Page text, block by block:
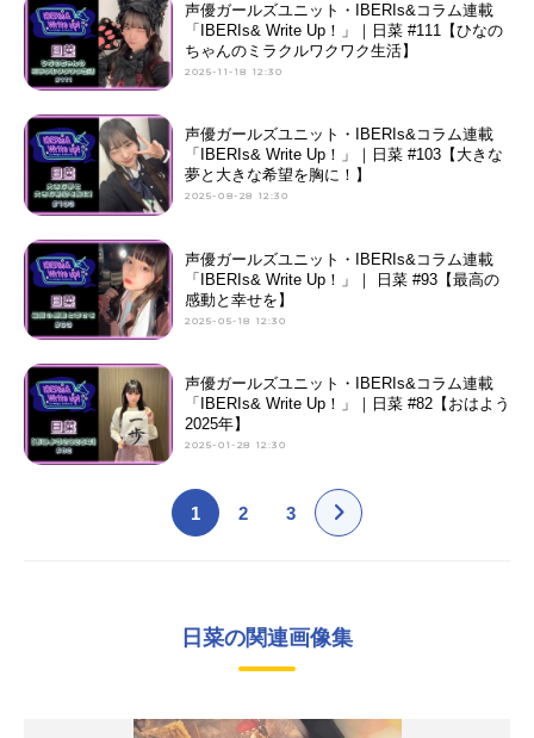
声優ガールズユニット・IBERIs&コラム連載
「IBERIs& Write Up！」｜日菜 #111【ひなの
ちゃんのミラクルワクワク生活】
2025-11-18 12:30
声優ガールズユニット・IBERIs&コラム連載
「IBERIs& Write Up！」｜日菜 #103【大きな
夢と大きな希望を胸に！】
2025-08-28 12:30
声優ガールズユニット・IBERIs&コラム連載
「IBERIs& Write Up！」｜ 日菜 #93【最高の
感動と幸せを】
2025-05-18 12:30
声優ガールズユニット・IBERIs&コラム連載
「IBERIs& Write Up！」｜日菜 #82【おはよう
2025年】
2025-01-28 12:30
1 2 3
日菜の関連画像集